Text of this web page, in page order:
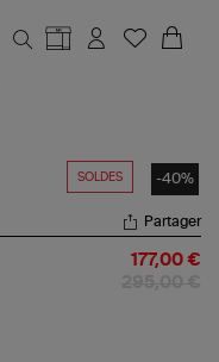
SOLDES -40%
Partager
177,00 €